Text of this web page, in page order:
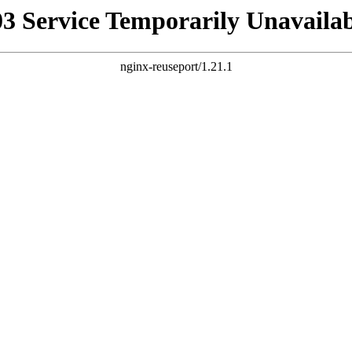
Service Temporarily
nginx-reuseport/1.21.1